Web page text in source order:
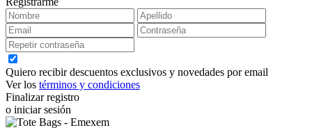
Quiero recibir descuentos exclusivos y novedades por email
Ver los términos y condiciones
Finalizar registro
o iniciar sesión